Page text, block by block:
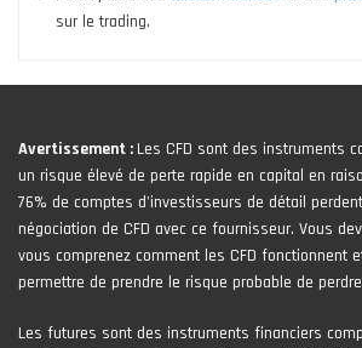
sur le trading.
Avertissement : Les CFD sont des instruments
un risque élevé de perte rapide en capital en
76% de comptes d'investisseurs de détail
négociation de CFD avec ce fournisseur. Vous
vous comprenez comment les CFD fonctionnent
permettre de prendre le risque probable de
Les futures sont des instruments financiers